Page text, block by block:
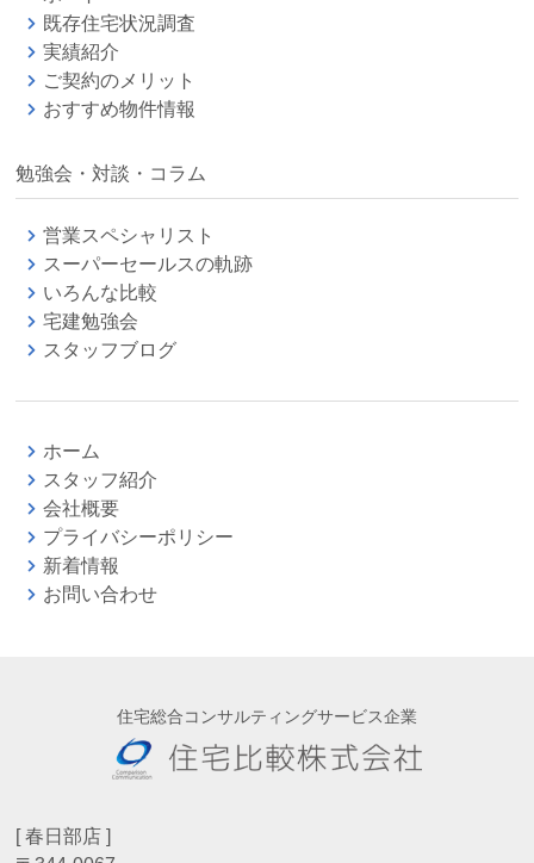
既存住宅状況調査
実績紹介
ご契約のメリット
おすすめ物件情報
勉強会・対談・コラム
営業スペシャリスト
スーパーセールスの軌跡
いろんな比較
宅建勉強会
スタッフブログ
ホーム
スタッフ紹介
会社概要
プライバシーポリシー
新着情報
お問い合わせ
住宅総合コンサルティングサービス企業
[ 春日部店 ]